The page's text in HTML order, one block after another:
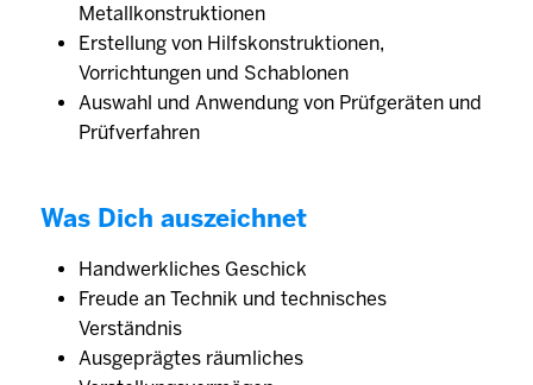
Metallkonstruktionen
Erstellung von Hilfskonstruktionen,
Vorrichtungen und Schablonen
Auswahl und Anwendung von Prüfgeräten und
Prüfverfahren
Was Dich auszeichnet
Handwerkliches Geschick
Freude an Technik und technisches
Verständnis
Ausgeprägtes räumliches